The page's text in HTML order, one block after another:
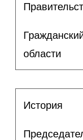
области
История